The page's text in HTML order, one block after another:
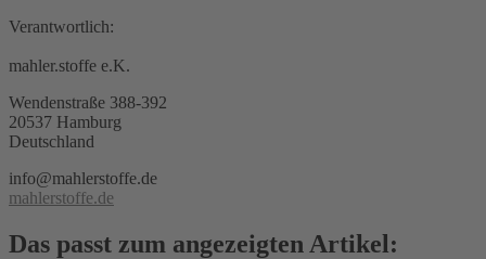
Verantwortlich:
mahler.stoffe e.K.
Wendenstraße 388-392
20537 Hamburg
Deutschland
info@mahlerstoffe.de
mahlerstoffe.de
Das passt zum angezeigten Artikel: